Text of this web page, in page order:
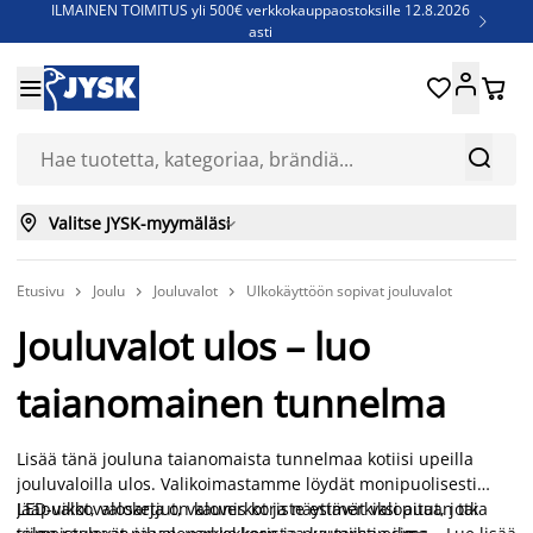
ILMAINEN TOIMITUS yli 500€ verkkokauppaostoksille 12.8.2026
asti

Jenkkisänkyjä - Säästä jopa 60%


 
 Valitse JYSK-myymäläsi
Etusivu  Joulu  Jouluvalot  Ulkokäyttöön sopivat jouluvalot
Jouluvalot ulos – luo
taianomainen tunnelma
Lisää tänä jouluna taianomaista tunnelmaa kotiisi upeilla
jouluvaloilla ulos. Valikoimastamme löydät monipuolisesti
LED-valot, valoketjut, valoverkot ja näyttävät valopuut, jotka
Jääpuikkovalosarja on kaunis koriste esimerkiksi aitaan tai